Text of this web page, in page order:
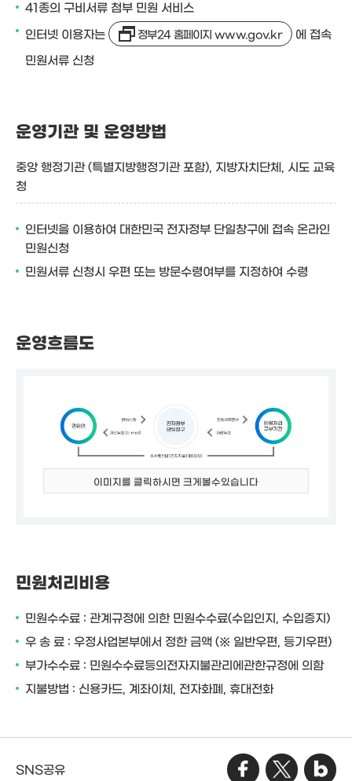
41종의 구비서류 첨부 민원 서비스
인터넷 이용자는 정부24 홈페이지 www.gov.kr 에 접속
민원서류 신청
운영기관 및 운영방법
중앙 행정기관 (특별지방행정기관 포함), 지방자치단체, 시도 교육
청
인터넷을 이용하여 대한민국 전자정부 단일창구에 접속 온라인
민원신청
민원서류 신청시 우편 또는 방문수령여부를 지정하여 수령
운영흐름도
이미지를 클릭하시면 크게볼수있습니다
민원처리비용
민원수수료 : 관계규정에 의한 민원수수료(수입인지, 수입증지)
우 송 료 : 우정사업본부에서 정한 금액 (※ 일반우편, 등기우편)
부가수수료 : 민원수수료등의전자지불관리에관한규정에 의함
지불방법 : 신용카드, 계좌이체, 전자화폐, 휴대전화
SNS공유